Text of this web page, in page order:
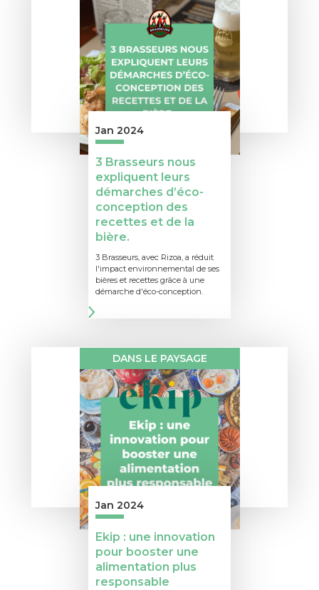
Jan 2024
3 Brasseurs nous
expliquent leurs
démarches d’éco-
conception des
recettes et de la
bière.
3 Brasseurs, avec Rizoa, a réduit
l'impact environnemental de ses
bières et recettes grâce à une
démarche d'éco-conception.
DANS LE PAYSAGE
Jan 2024
Ekip : une innovation
pour booster une
alimentation plus
responsable